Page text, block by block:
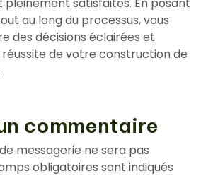
au long du processus, vous
des décisions éclairées et
de votre construction de
commentaire
messagerie ne sera pas
obligatoires sont indiqués